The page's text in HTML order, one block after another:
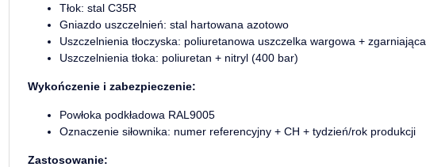
Tłok: stal C35R
Gniazdo uszczelnień: stal hartowana azotowo
Uszczelnienia tłoczyska: poliuretanowa uszczelka wargowa + zgarniająca
Uszczelnienia tłoka: poliuretan + nitryl (400 bar)
Wykończenie i zabezpieczenie:
Powłoka podkładowa RAL9005
Oznaczenie siłownika: numer referencyjny + CH + tydzień/rok produkcji
Zastosowanie: